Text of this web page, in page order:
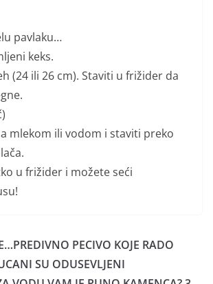
pavlaku…
keks.
(24 ili 26 cm). Staviti u frižider da
mlekom ili vodom i staviti preko
u frižider i možete seći
PECIVO KOJE RADO
SU ODUSEVLJENI